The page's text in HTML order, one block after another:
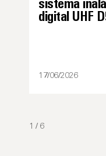
sistema
digital UHF
17/06/2026
1 / 6